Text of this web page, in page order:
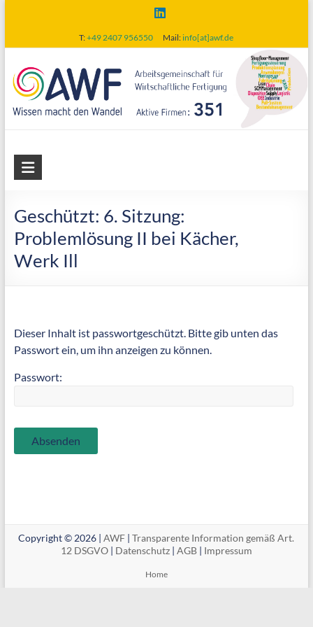
content
T:+49 2407 956550 Mail:info[at]awf.de
AWF
wirtschaftliche
Fertigung
Geschützt: 6. Sitzung:
Problemlösung II bei Kächer,
Werk Ill
Dieser Inhalt ist passwortgeschützt. Bitte gib unten das
Passwort ein, um ihn anzeigen zu können.
Passwort:
Copyright © 2026 |AWF |Transparente Information gemäß Art.
12 DSGVO| Datenschutz| AGB| Impressum
Home